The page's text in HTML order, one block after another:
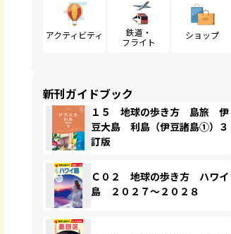
アクティビティ
鉄道・
フライト
ショップ
新刊ガイドブック
１５ 地球の歩き方 島旅 伊
豆大島 利島（伊豆諸島①）３
訂版
Ｃ０２ 地球の歩き方 ハワイ
島 ２０２７～２０２８